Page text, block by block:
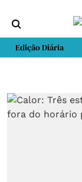
Edição Diária